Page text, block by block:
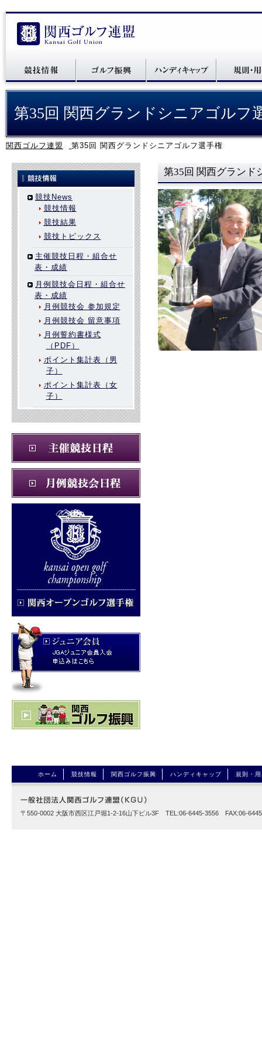
第35回 関西グランドシニアゴルフ
関西ゴルフ連盟 第35回 関西グランドシニアゴルフ選手権
第35回 関西グランド
競技News
競技情報
競技結果
競技トピックス
主催競技日程・組合せ
表・成績
月例競技会日程・組合せ
表・成績
月例競技会 参加規定
月例競技会 留意事項
月例誓約書様式
（PDF）
ポイント集計表（男
子）
ポイント集計表（女
子）
ホーム 競技情報 関西ゴルフ振興 ハンディキャップ 規則・
〒550-0002 大阪市西区江戸堀1-2-16山下ビル3F TEL:06-6445-3556 FAX:06-